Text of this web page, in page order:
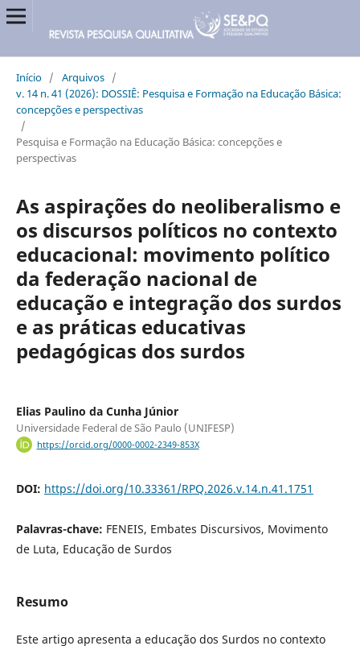
Início / Arquivos /
v. 14 n. 41 (2026): DOSSIÊ: Pesquisa e Formação na Educação Básica:
concepções e perspectivas
/
Pesquisa e Formação na Educação Básica: concepções e
perspectivas
As aspirações do neoliberalismo e
os discursos políticos no contexto
educacional: movimento político
da federação nacional de
educação e integração dos surdos
e as práticas educativas
pedagógicas dos surdos
Elias Paulino da Cunha Júnior
Universidade Federal de São Paulo (UNIFESP)
https://orcid.org/0000-0002-2349-853X
DOI: https://doi.org/10.33361/RPQ.2026.v.14.n.41.1751
Palavras-chave: FENEIS, Embates Discursivos, Movimento
de Luta, Educação de Surdos
Resumo
Este artigo apresenta a educação dos Surdos no contexto